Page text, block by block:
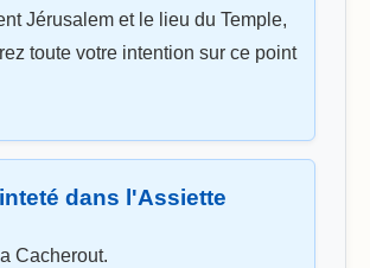
Jérusalem et le lieu du Temple,
toute votre intention sur ce point
dans l'Assiette
Cacherout.